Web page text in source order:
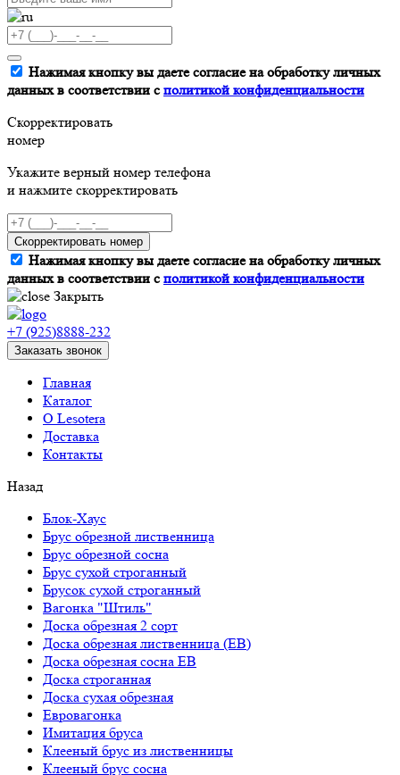
Нажимая кнопку вы даете согласие на обработку личных
данных в соответствии сполитикой конфиденциальности
Скорректировать
номер
Укажите верный номер телефона
и нажмите скорректировать
Скорректировать номер
Нажимая кнопку вы даете согласие на обработку личных
данных в соответствии сполитикой конфиденциальности
Закрыть
+7 (925)8888-232
Заказать звонок
Главная
Каталог
О Lesotera
Доставка
Контакты
Назад
Блок-Хаус
Брус обрезной лиственница
Брус обрезной сосна
Брус сухой строганный
Брусок сухой строганный
Вагонка "Штиль"
Доска обрезная 2 сорт
Доска обрезная лиственница (ЕВ)
Доска обрезная сосна ЕВ
Доска строганная
Доска сухая обрезная
Евровагонка
Имитация бруса
Клееный брус из лиственницы
Клееный брус сосна